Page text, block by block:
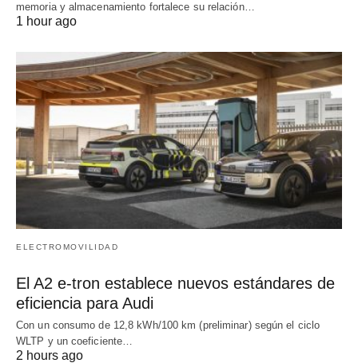
memoria y almacenamiento fortalece su relación…
1 hour ago
ELECTROMOVILIDAD
El A2 e-tron establece nuevos estándares de
eficiencia para Audi
Con un consumo de 12,8 kWh/100 km (preliminar) según el ciclo
WLTP y un coeficiente…
2 hours ago